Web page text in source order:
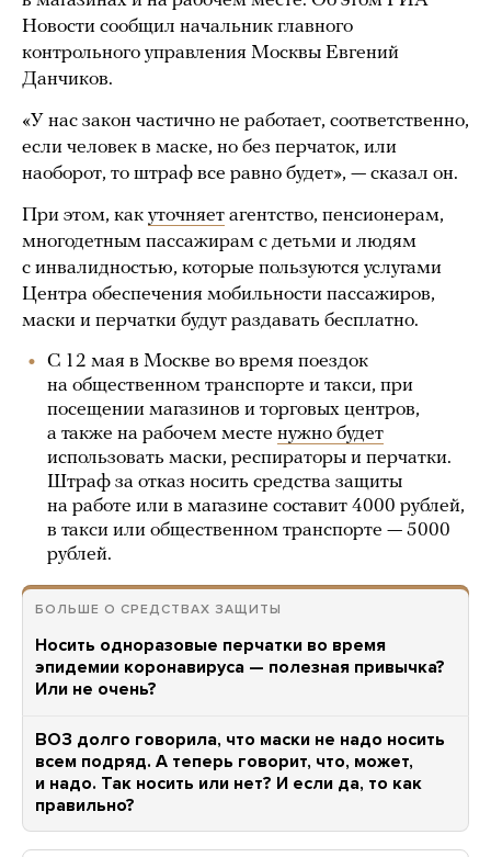
Новости сообщил начальник главного
контрольного управления Москвы Евгений
Данчиков.
«У нас закон частично не работает, соответственно,
если человек в маске, но без перчаток, или
наоборот, то штраф все равно будет», — сказал он.
При этом, как уточняет агентство, пенсионерам,
многодетным пассажирам с детьми и людям
с инвалидностью, которые пользуются услугами
Центра обеспечения мобильности пассажиров,
маски и перчатки будут раздавать бесплатно.
С 12 мая в Москве во время поездок
на общественном транспорте и такси, при
посещении магазинов и торговых центров,
а также на рабочем месте нужно будет
использовать маски, респираторы и перчатки.
Штраф за отказ носить средства защиты
на работе или в магазине составит 4000 рублей,
в такси или общественном транспорте — 5000
рублей.
БОЛЬШЕ О СРЕДСТВАХ ЗАЩИТЫ
Носить одноразовые перчатки во время
эпидемии коронавируса — полезная привычка?
Или не очень?
ВОЗ долго говорила, что маски не надо носить
всем подряд. А теперь говорит, что, может,
и надо. Так носить или нет? И если да, то как
правильно?